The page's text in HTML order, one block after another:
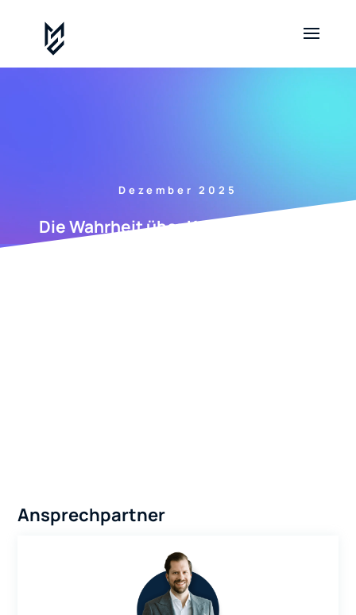
Dezember 2025
Die Wahrheit über Krokon.com: Ein
sicherer Hafen für Krypto-Betrüger?
Ansprechpartner